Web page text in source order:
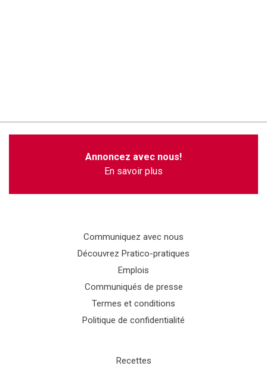
Annoncez avec nous!
En savoir plus
Communiquez avec nous
Découvrez Pratico-pratiques
Emplois
Communiqués de presse
Termes et conditions
Politique de confidentialité
Recettes